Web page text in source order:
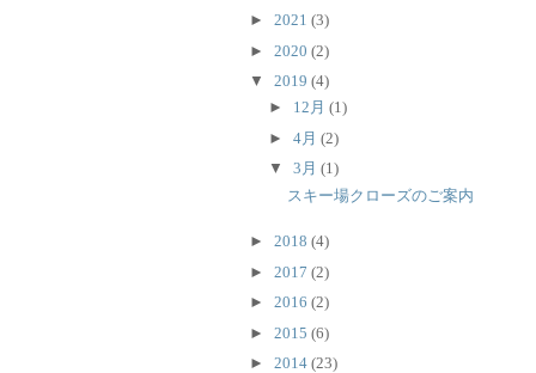
► 2021 (3)
► 2020 (2)
▼ 2019 (4)
► 12月 (1)
► 4月 (2)
▼ 3月 (1)
スキー場クローズのご案内
► 2018 (4)
► 2017 (2)
► 2016 (2)
► 2015 (6)
► 2014 (23)